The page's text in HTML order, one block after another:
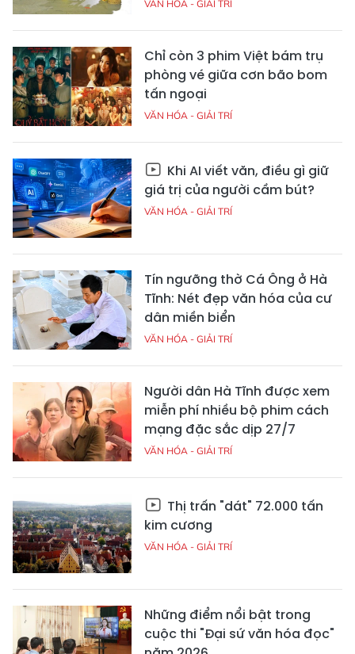
VĂN HÓA - GIẢI TRÍ
Chỉ còn 3 phim Việt bám trụ
phòng vé giữa cơn bão bom
tấn ngoại
VĂN HÓA - GIẢI TRÍ
Khi AI viết văn, điều gì giữ
giá trị của người cầm bút?
VĂN HÓA - GIẢI TRÍ
Tín ngưỡng thờ Cá Ông ở Hà
Tĩnh: Nét đẹp văn hóa của cư
dân miền biển
VĂN HÓA - GIẢI TRÍ
Người dân Hà Tĩnh được xem
miễn phí nhiều bộ phim cách
mạng đặc sắc dịp 27/7
VĂN HÓA - GIẢI TRÍ
Thị trấn "dát" 72.000 tấn
kim cương
VĂN HÓA - GIẢI TRÍ
Những điểm nổi bật trong
cuộc thi "Đại sứ văn hóa đọc"